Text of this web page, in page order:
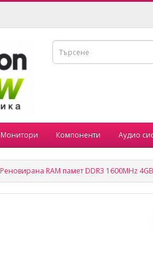
Монитори Компоненти Аудио
Реновирана RAM памет DDR3 1600MHz